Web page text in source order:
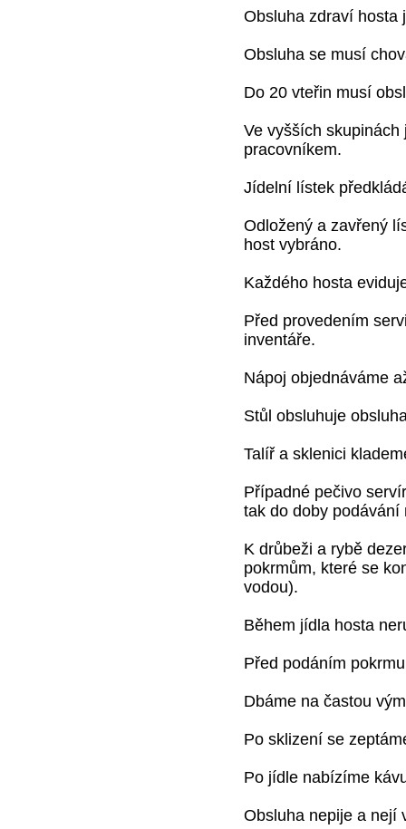
Obsluha zdraví hosta
Obsluha se musí
Do 20 vteřin musí
Ve vyšších
pracovníkem.
Jídelní lístek
Odložený a zavřený
host vybráno.
Každého hosta
Před provedením
inventáře.
Nápoj objednáváme
Stůl obsluhuje
Talíř a sklenici
Případné pečivo
tak do doby podávání
K drůbeži a rybě
pokrmům, které se
vodou).
Během jídla hosta
Před podáním
Dbáme na častou
Po sklizení se
Po jídle nabízíme
Obsluha nepije a nejí